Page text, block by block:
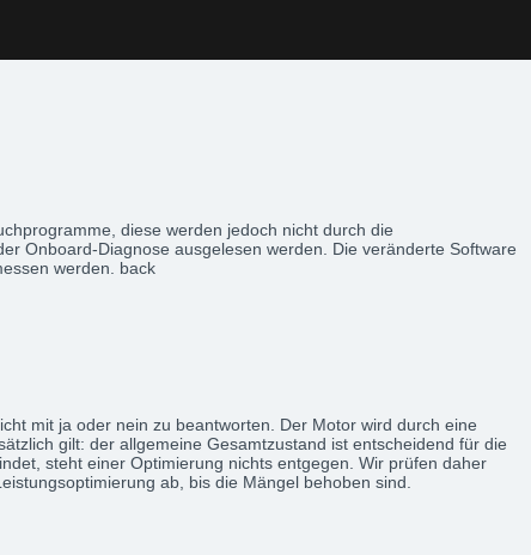
diese werden jedoch nicht durch die
Onboard-Diagnose ausgelesen werden. Die veränderte Software
werden. back
mit ja oder nein zu beantworten. Der Motor wird durch eine
gilt: der allgemeine Gesamtzustand ist entscheidend für die
steht einer Optimierung nichts entgegen. Wir prüfen daher
ab, bis die Mängel behoben sind.